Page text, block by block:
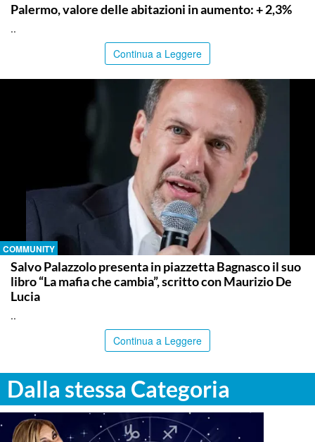
Palermo, valore delle abitazioni in aumento: + 2,3%
..
Continua a Leggere
COMMUNITY
Salvo Palazzolo presenta in piazzetta Bagnasco il suo
libro “La mafia che cambia”, scritto con Maurizio De
Lucia
..
Continua a Leggere
Dalla stessa Categoria